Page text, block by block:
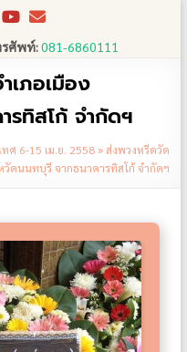
รศัพท์:081-6860111
ภอเมือง
รทิสโก้ จำกัดฯ
ศ 6-15 เม.ย. 2558»ส่งพวงหรีดวัด
วัดนนทบุรี จากธนาคารทิสโก้ จำกัดฯ